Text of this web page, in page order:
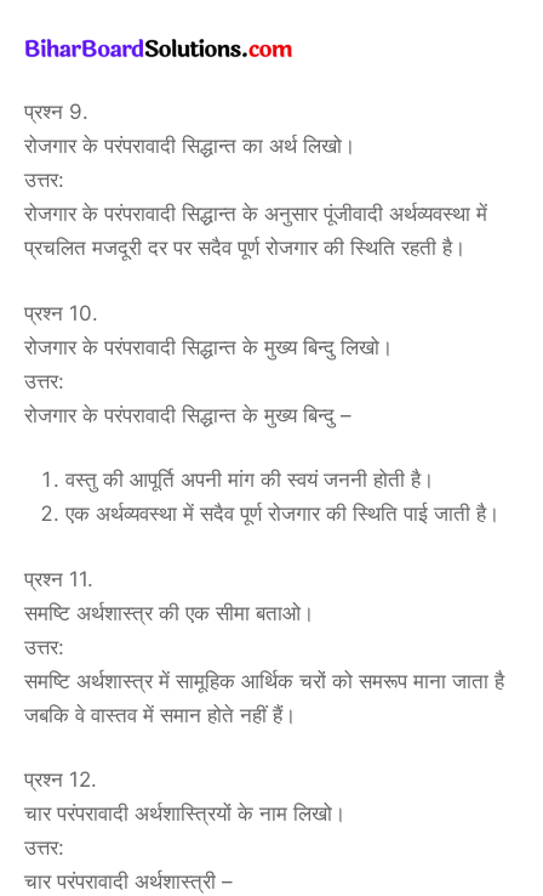
प्रश्न 9.
रोजगार के परंपरावादी सिद्धान्त का अर्थ लिखो।
उत्तर:
रोजगार के परंपरावादी सिद्धान्त के अनुसार पूंजीवादी अर्थव्यवस्था में
प्रचलित मजदूरी दर पर सदैव पूर्ण रोजगार की स्थिति रहती है।
प्रश्न 10.
रोजगार के परंपरावादी सिद्धान्त के मुख्य बिन्दु लिखो।
उत्तर:
रोजगार के परंपरावादी सिद्धान्त के मुख्य बिन्दु –
वस्तु की आपूर्ति अपनी मांग की स्वयं जननी होती है।
एक अर्थव्यवस्था में सदैव पूर्ण रोजगार की स्थिति पाई जाती है।
प्रश्न 11.
समष्टि अर्थशास्त्र की एक सीमा बताओ।
उत्तर:
समष्टि अर्थशास्त्र में सामूहिक आर्थिक चरों को समरूप माना जाता है
जबकि वे वास्तव में समान होते नहीं हैं।
प्रश्न 12.
चार परंपरावादी अर्थशास्त्रियों के नाम लिखो।
उत्तर:
चार परंपरावादी अर्थशास्त्री –